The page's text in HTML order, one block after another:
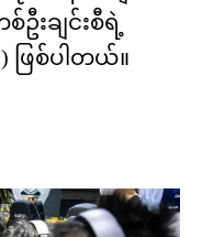
းချင်းစီရဲ့
) ဖြစ်ပါတယ်။